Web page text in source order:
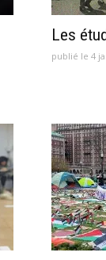
Les
publié le 4